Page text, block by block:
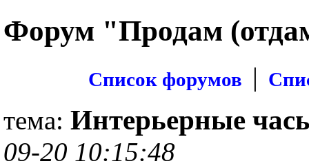
Форум "Продам
Список форумов |
тема: Интерьерные
09-20 10:15:48